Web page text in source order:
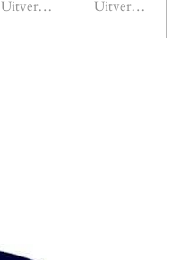
Uitverkocht Uitverkocht